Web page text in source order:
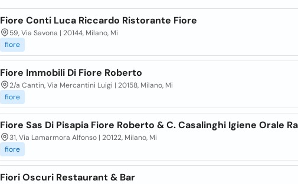
Fiore Conti Luca Riccardo Ristorante Fiore
59, Via Savona | 20144, Milano, Mi
fiore
Fiore Immobili Di Fiore Roberto
2/a Cantin, Via Mercantini Luigi | 20158, Milano, Mi
fiore
Fiore Sas Di Pisapia Fiore Roberto & C. Casalinghi Igiene Orale
31, Via Lamarmora Alfonso | 20122, Milano, Mi
fiore
Fiori Oscuri Restaurant & Bar